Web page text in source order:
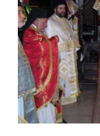
ΕΝΗΜΕΡΩΣΗ
ΣΥΝΔΕΣΕΙΣ